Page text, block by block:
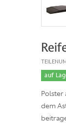
auf
Polster
dem